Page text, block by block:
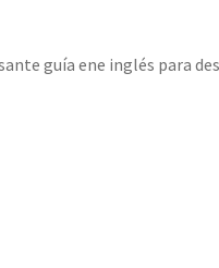
guía ene inglés para